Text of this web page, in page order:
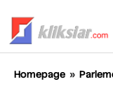
konten
Homepage »